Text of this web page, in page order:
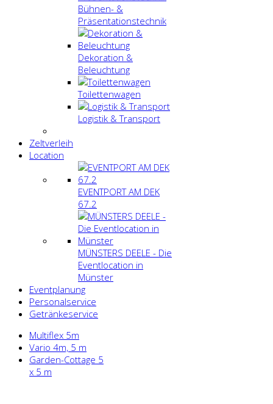
Bühnen- &
Präsentationstechnik
Dekoration &
Beleuchtung
Toilettenwagen
Logistik & Transport
Zeltverleih
Location
EVENTPORT AM DEK
67.2
MÜNSTERS DEELE - Die
Eventlocation in
Münster
Eventplanung
Personalservice
Getränkeservice
Multiflex 5m
Vario 4m, 5 m
Garden-Cottage 5
x 5 m